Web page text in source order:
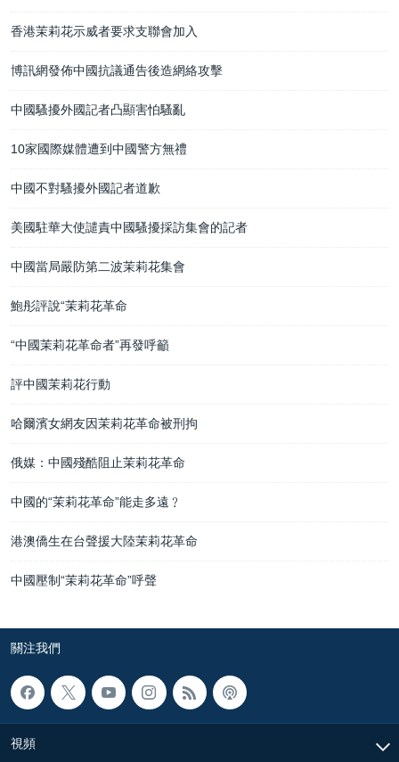
香港茉莉花示威者要求支聯會加入
博訊網發佈中國抗議通告後造網絡攻擊
中國騷擾外國記者凸顯害怕騷亂
10家國際媒體遭到中國警方無禮
中國不對騷擾外國記者道歉
美國駐華大使譴責中國騷擾採訪集會的記者
中國當局嚴防第二波茉莉花集會
鮑彤評說“茉莉花革命
“中國茉莉花革命者”再發呼籲
評中國茉莉花行動
哈爾濱女網友因茉莉花革命被刑拘
俄媒：中國殘酷阻止茉莉花革命
中國的“茉莉花革命”能走多遠﹖
港澳僑生在台聲援大陸茉莉花革命
中國壓制“茉莉花革命”呼聲
關注我們
視頻